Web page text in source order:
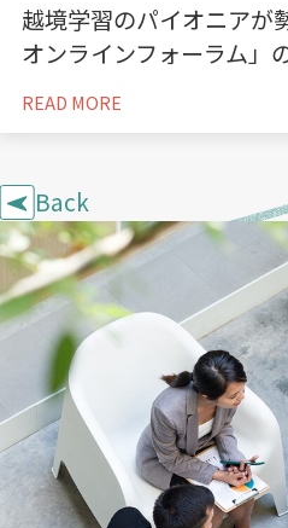
越境学習のパイオニアが
オンラインフォーラム」
READ MORE
Back